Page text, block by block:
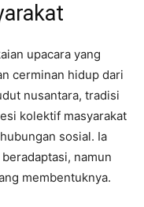
upacara yang
cerminan hidup dari
nusantara, tradisi
kolektif masyarakat
sosial. Ia
namun
membentuknya.